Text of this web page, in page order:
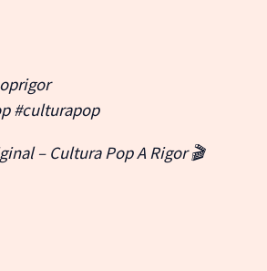
#culturapop
– Cultura Pop A Rigor 🎬